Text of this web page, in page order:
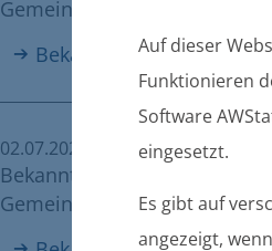
Auf dieser
Funktionieren
Software
eingesetzt.
Es gibt auf
angezeigt,
Gemeindevertretung
Bekanntmachung der
02.07.2024
Bekanntmachung der
Gemeindevertretung Groß